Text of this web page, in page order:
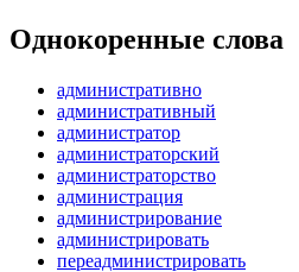
Однокоренные слова
административно
административный
администратор
администраторский
администраторство
администрация
администрирование
администрировать
переадминистрировать